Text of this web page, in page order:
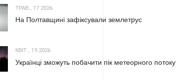
ТРАВ., 17 2026
На Полтавщині зафіксували землетрус
КВІТ., 19 2026
Українці зможуть побачити пік метеорного